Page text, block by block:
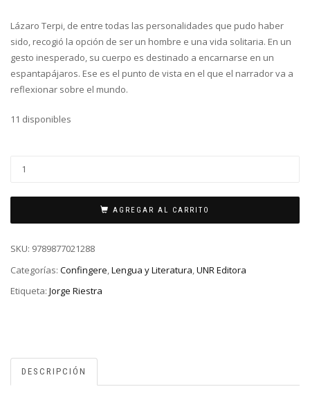
Lázaro Terpi, de entre todas las personalidades que pudo haber
sido, recogió la opción de ser un hombre e una vida solitaria. En un
gesto inesperado, su cuerpo es destinado a encarnarse en un
espantapájaros. Ese es el punto de vista en el que el narrador va a
reflexionar sobre el mundo.
11 disponibles
AGREGAR AL CARRITO
SKU: 9789877021288
Categorías: Confingere Lengua y Literatura UNR Editora
Etiqueta: Jorge Riestra
DESCRIPCIÓN